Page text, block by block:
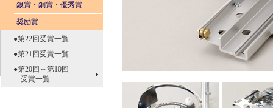
銀賞・銅賞・優秀賞
奨励賞
●第22回受賞一覧
●第21回受賞一覧
●第20回～第10回
受賞一覧